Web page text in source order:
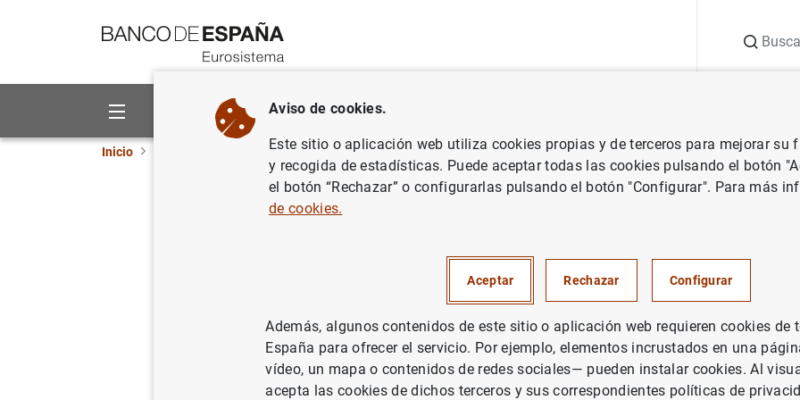
Sobre el Banco Áreas de actuación
Inicio Noticias del Banco de España Notas de prensa del Banco de España Comunicado
Comunicado del Banco de España
Sobre la recogida de firmas en apoyo de los cargos
15/02/2017
Aviso de cookies.
Este sitio o aplicación web utiliza cookies propias y de terceros para mejorar
y recogida de estadísticas. Puede aceptar todas las cookies pulsando el botón
el botón “Rechazar” o configurarlas pulsando el botón "Configurar". Para más
de cookies.
Aceptar Rechazar Configurar
Además, algunos contenidos de este sitio o aplicación web requieren cookies de
España para ofrecer el servicio. Por ejemplo, elementos incrustados en una
vídeo, un mapa o contenidos de redes sociales— pueden instalar cookies. Al
acepta las cookies de dichos terceros y sus correspondientes políticas de